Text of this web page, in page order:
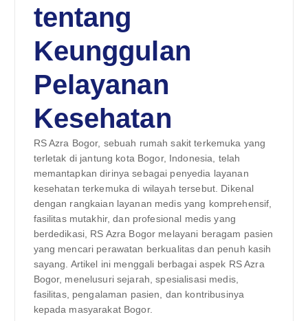
tentang
Keunggulan
Pelayanan
Kesehatan
RS Azra Bogor, sebuah rumah sakit terkemuka yang
terletak di jantung kota Bogor, Indonesia, telah
memantapkan dirinya sebagai penyedia layanan
kesehatan terkemuka di wilayah tersebut. Dikenal
dengan rangkaian layanan medis yang komprehensif,
fasilitas mutakhir, dan profesional medis yang
berdedikasi, RS Azra Bogor melayani beragam pasien
yang mencari perawatan berkualitas dan penuh kasih
sayang. Artikel ini menggali berbagai aspek RS Azra
Bogor, menelusuri sejarah, spesialisasi medis,
fasilitas, pengalaman pasien, dan kontribusinya
kepada masyarakat Bogor.